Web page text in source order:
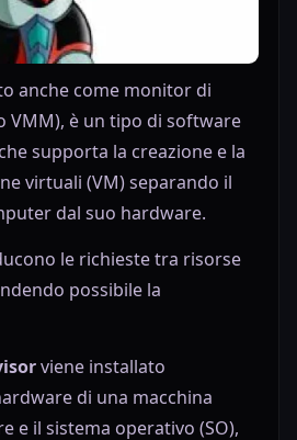
anche come monitor di
VMM), è un tipo di software
supporta la creazione e la
virtuali (VM) separando il
dal suo hardware.
le richieste tra risorse
possibile la
viene installato
di una macchina
e il sistema operativo (SO),